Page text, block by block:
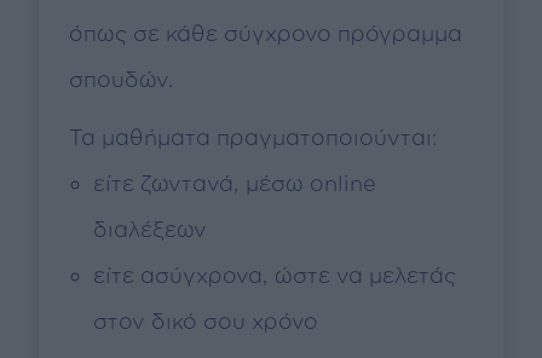
όπως σε κάθε σύγχρονο πρόγραμμα
σπουδών.
Τα μαθήματα πραγματοποιούνται:
είτε ζωντανά, μέσω online
διαλέξεων
είτε ασύγχρονα, ώστε να μελετάς
στον δικό σου χρόνο